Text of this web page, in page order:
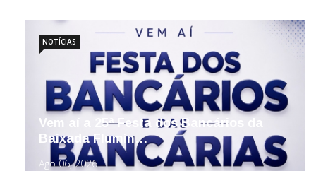
Vem aí a 25ª Festa dos Bancários da
Baixada Flumin…
Ago 06, 2026
NOTÍCIAS